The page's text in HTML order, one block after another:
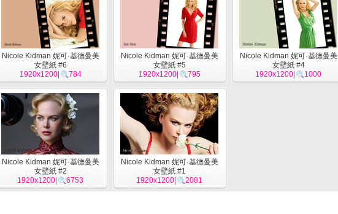
Nicole Kidman 妮可·基德曼美
女壁紙 #6
1920x1200| 784
Nicole Kidman 妮可·基德曼美
女壁紙 #5
1920x1200| 795
Nicole Kidman 妮可·基德曼美
女壁紙 #4
1920x1200
1000
Nicole Kidman 妮可·基德曼美
女壁紙 #2
1920x1200
6753
Nicole Kidman 妮可·基德曼美
女壁紙 #1
1920x1200
2081